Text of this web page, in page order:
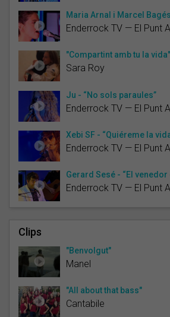
Maria Arnal i Marcel
Enderrock TV — El Punt
"Compartint amb tu la vida"
Sara Roy
Ju - “No sols paraules”
Enderrock TV — El Punt
Xebi SF - “Quiéreme la
Enderrock TV — El Punt
Gerard Sesé - “El
Enderrock TV — El Punt
Clips
"Benvolgut"
Manel
"All about that bass"
Cantabile